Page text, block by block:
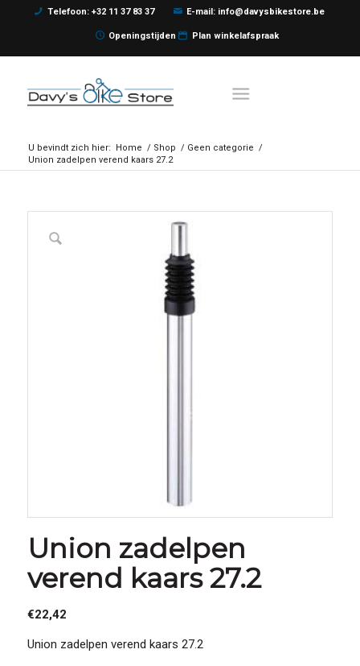
Telefoon: +32 11 37 83 37 E-mail: info@davysbikestore.be
Openingstijden Plan winkelafspraak
U bevindt zich hier: Home / Shop / Geen categorie /
Union zadelpen verend kaars 27.2
Union zadelpen
verend kaars 27.2
€22,42
Union zadelpen verend kaars 27.2